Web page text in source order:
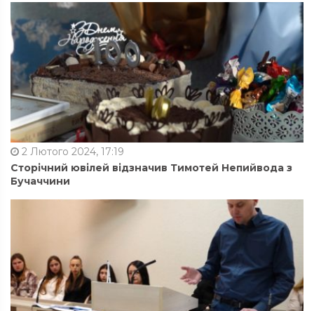
2 Лютого 2024, 17:19
Сторічний ювілей відзначив Тимотей Непийвода з
Бучаччини